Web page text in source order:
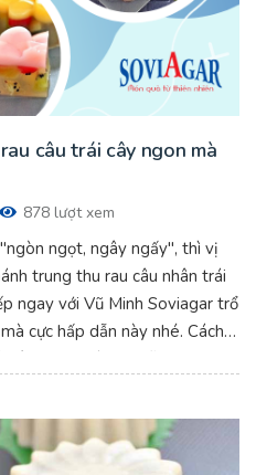
câu trái cây ngon mà
878 lượt xem
ngọt, ngây ngấy", thì vị
trung thu rau câu nhân trái
ngay với Vũ Minh Soviagar trổ
cực hấp dẫn này nhé. Cách
ngon mà cực dễ.